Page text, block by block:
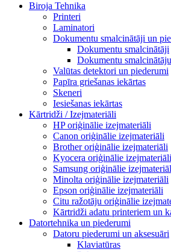
Biroja Tehnika
Printeri
Laminatori
Dokumentu smalcinātāji un
Dokumentu smalcinātāji
Dokumentu
Valūtas detektori un piederumi
Papīra griešanas iekārtas
Skeneri
Iesiešanas iekārtas
Kārtridži / Izejmateriāli
HP oriģinālie izejmateriāli
Canon oriģinālie izejmateriāli
Brother oriģinālie izejmateriāli
Kyocera oriģinālie izejmateriāli
Samsung oriģinālie
Minolta oriģinālie izejmateriāli
Epson oriģinālie izejmateriāli
Citu ražotāju oriģinālie
Kārtridži adatu printeriem un
Datortehnika un piederumi
Datoru piederumi un aksesuāri
Klaviatūras